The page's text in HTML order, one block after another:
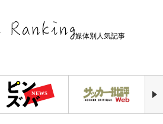
媒体別人気記事